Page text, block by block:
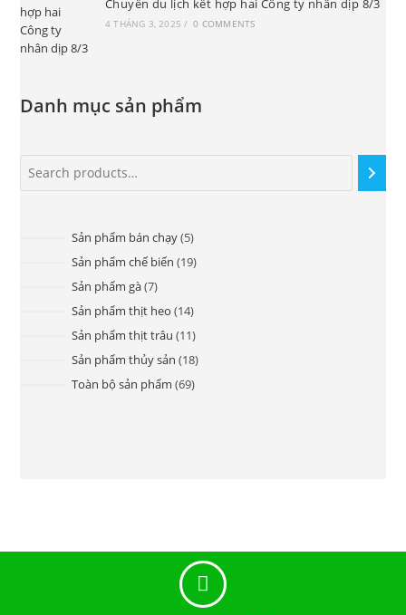
Chuyến du lịch kết hợp hai Công ty nhân dịp 8/3
4 THÁNG 3, 2025 / 0 COMMENTS
Danh mục sản phẩm
Sản phẩm bán chạy 5
Sản phẩm chế biến 19
Sản phẩm gà 7
Sản phẩm thịt heo 14
Sản phẩm thịt trâu 11
Sản phẩm thủy sản 18
Toàn bộ sản phẩm 69